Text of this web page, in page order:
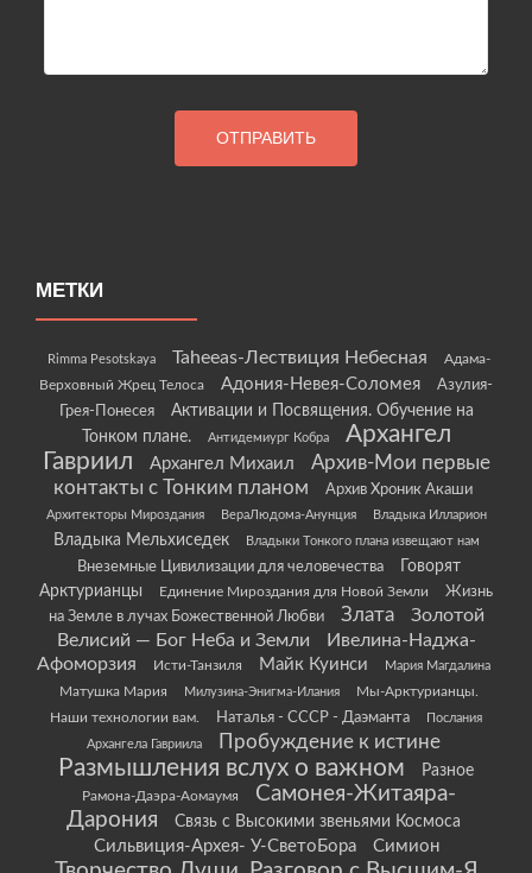
МЕТКИ
Rimma Pesotskaya Taheeas-Лествиция Небесная
Адама-
Верховный Жрец Телоса
Адония-Невея-Соломея
Азулия-
Грея-Понесея
Активации и Посвящения. Обучение на
Тонком плане.
Антидемиург Кобра
Архангел
Гавриил
Архангел Михаил
Архив-Мои первые
контакты с Тонким планом
Архив Хроник Акаши
Архитекторы Мироздания ВераЛюдома-Анунция Владыка Илларион
Владыка Мельхиседек Владыки Тонкого плана извещают нам
Внеземные Цивилизации для человечества
Говорят
Арктурианцы
Единение Мироздания для Новой Земли
Жизнь
на Земле в лучах Божественной Любви
Злата
Золотой
Велисий — Бог Неба и Земли
Ивелина-Наджа-
Афоморзия
Исти-Танзиля Майк Куинси Мария Магдалина
Матушка Мария Милузина-Энигма-Илания
Мы-Арктурианцы.
Наши технологии вам.
Наталья - СССР - Даэманта
Послания
Архангела Гавриила
Пробуждение к истине
Размышления вслух о важном Разное
Рамона-Даэра-Аомаумя
Самонея-Житаяра-
Дарония
Связь с Высокими звеньями Космоса
Сильвиция-Архея- У-СветоБора Симион